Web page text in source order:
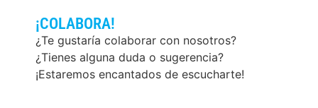
¡COLABORA!
¿Te gustaría colaborar con nosotros?
¿Tienes alguna duda o sugerencia?
¡Estaremos encantados de escucharte!